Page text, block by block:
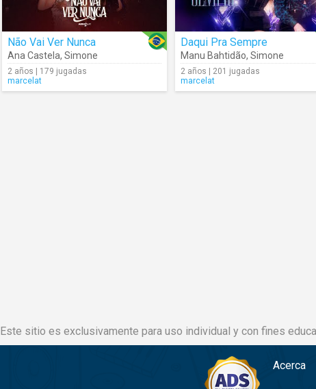
Não Vai Ver Nunca
Ana Castela, Simone
2 años | 179 jugadas
marcelat
Daqui Pra Sempre
Manu Bahtidão, Simone
2 años | 201 jugadas
marcelat
Este sitio es exclusivamente para uso individual y con fines
Acerca